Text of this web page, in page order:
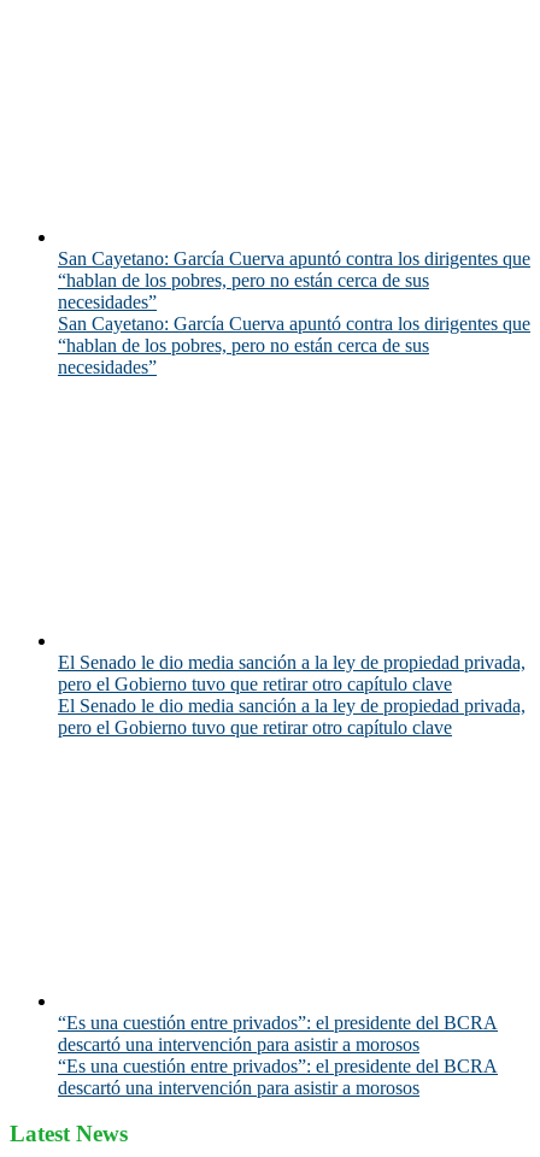
San Cayetano: García Cuerva apuntó contra los dirigentes que
“hablan de los pobres, pero no están cerca de sus
necesidades”
San Cayetano: García Cuerva apuntó contra los dirigentes que
“hablan de los pobres, pero no están cerca de sus
necesidades”
El Senado le dio media sanción a la ley de propiedad privada,
pero el Gobierno tuvo que retirar otro capítulo clave
El Senado le dio media sanción a la ley de propiedad privada,
pero el Gobierno tuvo que retirar otro capítulo clave
“Es una cuestión entre privados”: el presidente del BCRA
descartó una intervención para asistir a morosos
“Es una cuestión entre privados”: el presidente del BCRA
descartó una intervención para asistir a morosos
Latest News